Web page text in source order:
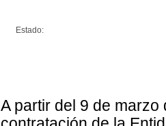
Estado:
A partir del 9 de